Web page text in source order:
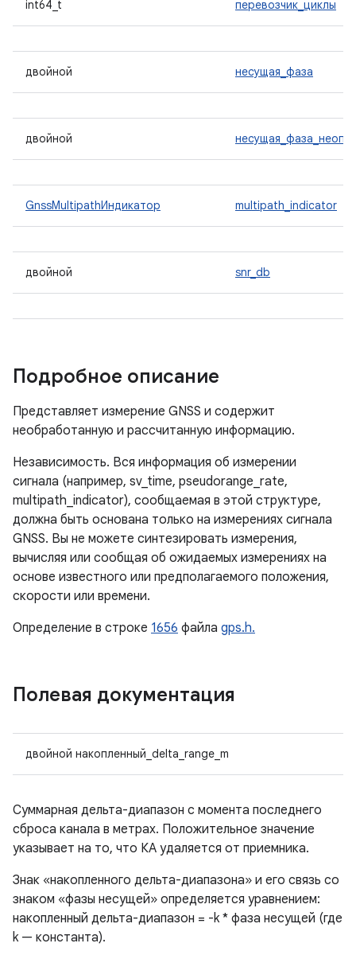
int64_t перевозчик_циклы
двойной несущая_фаза
двойной
GnssMultipathИндикатор multipath_indicator
двойной snr_db
Подробное описание
Представляет измерение GNSS и содержит
необработанную и рассчитанную информацию.
Независимость. Вся информация об измерении
сигнала (например, sv_time, pseudorange_rate,
multipath_indicator), сообщаемая в этой структуре,
должна быть основана только на измерениях сигнала
GNSS. Вы не можете синтезировать измерения,
вычисляя или сообщая об ожидаемых измерениях на
основе известного или предполагаемого положения,
скорости или времени.
Определение в строке 1656 файла gps.h.
Полевая документация
двойной накопленный_delta_range_m
Суммарная дельта-диапазон с момента последнего
сброса канала в метрах. Положительное значение
указывает на то, что КА удаляется от приемника.
Знак «накопленного дельта-диапазона» и его связь со
знаком «фазы несущей» определяется уравнением:
накопленный дельта-диапазон = -k * фаза несущей (где
k — константа).